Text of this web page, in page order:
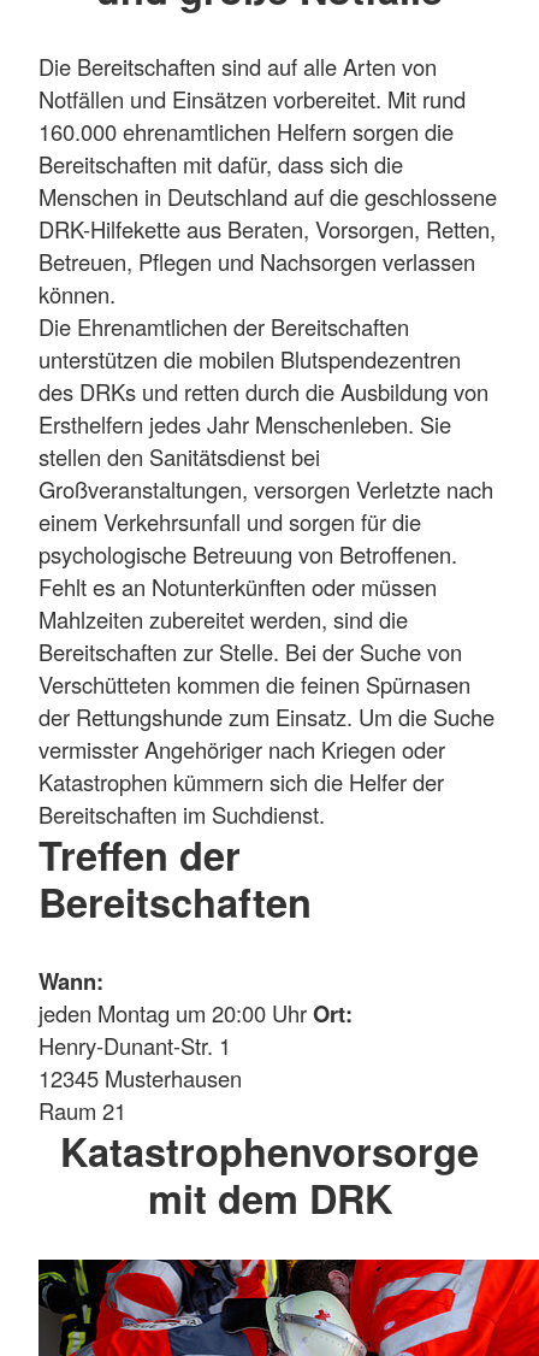
Die Bereitschaften sind auf alle Arten von
Notfällen und Einsätzen vorbereitet. Mit rund
160.000 ehrenamtlichen Helfern sorgen die
Bereitschaften mit dafür, dass sich die
Menschen in Deutschland auf die geschlossene
DRK-Hilfekette aus Beraten, Vorsorgen, Retten,
Betreuen, Pflegen und Nachsorgen verlassen
können.
Die Ehrenamtlichen der Bereitschaften
unterstützen die mobilen Blutspendezentren
des DRKs und retten durch die Ausbildung von
Ersthelfern jedes Jahr Menschenleben. Sie
stellen den Sanitätsdienst bei
Großveranstaltungen, versorgen Verletzte nach
einem Verkehrsunfall und sorgen für die
psychologische Betreuung von Betroffenen.
Fehlt es an Notunterkünften oder müssen
Mahlzeiten zubereitet werden, sind die
Bereitschaften zur Stelle. Bei der Suche von
Verschütteten kommen die feinen Spürnasen
der Rettungshunde zum Einsatz. Um die Suche
vermisster Angehöriger nach Kriegen oder
Katastrophen kümmern sich die Helfer der
Bereitschaften im Suchdienst.
Treffen der
Bereitschaften
Wann:
jeden Montag um 20:00 UhrOrt:
Henry-Dunant-Str. 1
12345 Musterhausen
Raum 21
Katastrophenvorsorge
mit dem DRK